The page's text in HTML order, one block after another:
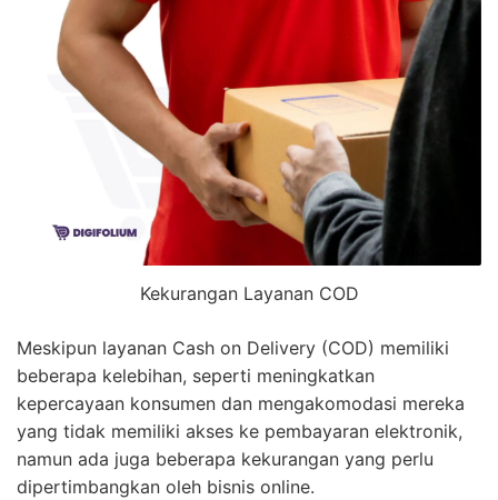
Kekurangan Layanan COD
Meskipun layanan Cash on Delivery (COD) memiliki
beberapa kelebihan, seperti meningkatkan
kepercayaan konsumen dan mengakomodasi mereka
yang tidak memiliki akses ke pembayaran elektronik,
namun ada juga beberapa kekurangan yang perlu
dipertimbangkan oleh bisnis online.